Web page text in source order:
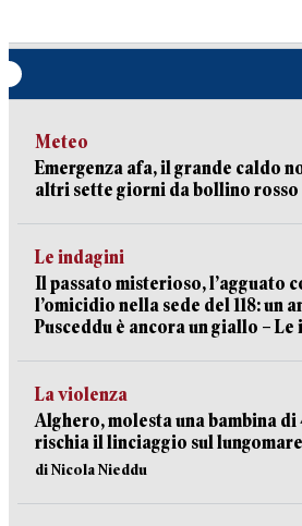
Meteo
Emergenza afa, il grande caldo
altri sette giorni da bollino rosso
Le indagini
Il passato misterioso, l’agguato
l’omicidio nella sede del 118: un
Pusceddu è ancora un giallo – Le
La violenza
Alghero, molesta una bambina di
rischia il linciaggio sul lungomare
di Nicola Nieddu